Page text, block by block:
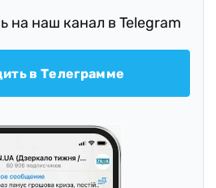
на наш канал в Telegram
в Телеграмме